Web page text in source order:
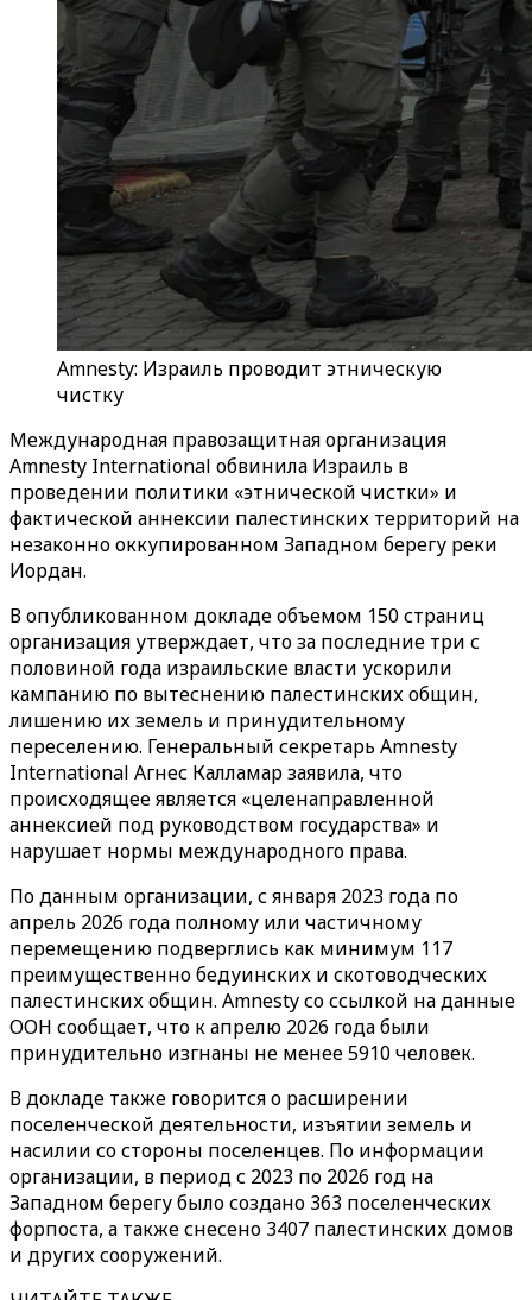
Amnesty: Израиль проводит этническую
чистку
Международная правозащитная организация
Amnesty International обвинила Израиль в
проведении политики «этнической чистки» и
фактической аннексии палестинских территорий на
незаконно оккупированном Западном берегу реки
Иордан.
В опубликованном докладе объемом 150 страниц
организация утверждает, что за последние три с
половиной года израильские власти ускорили
кампанию по вытеснению палестинских общин,
лишению их земель и принудительному
переселению. Генеральный секретарь Amnesty
International Агнес Калламар заявила, что
происходящее является «целенаправленной
аннексией под руководством государства» и
нарушает нормы международного права.
По данным организации, с января 2023 года по
апрель 2026 года полному или частичному
перемещению подверглись как минимум 117
преимущественно бедуинских и скотоводческих
палестинских общин. Amnesty со ссылкой на данные
ООН сообщает, что к апрелю 2026 года были
принудительно изгнаны не менее 5910 человек.
В докладе также говорится о расширении
поселенческой деятельности, изъятии земель и
насилии со стороны поселенцев. По информации
организации, в период с 2023 по 2026 год на
Западном берегу было создано 363 поселенческих
форпоста, а также снесено 3407 палестинских домов
и других сооружений.